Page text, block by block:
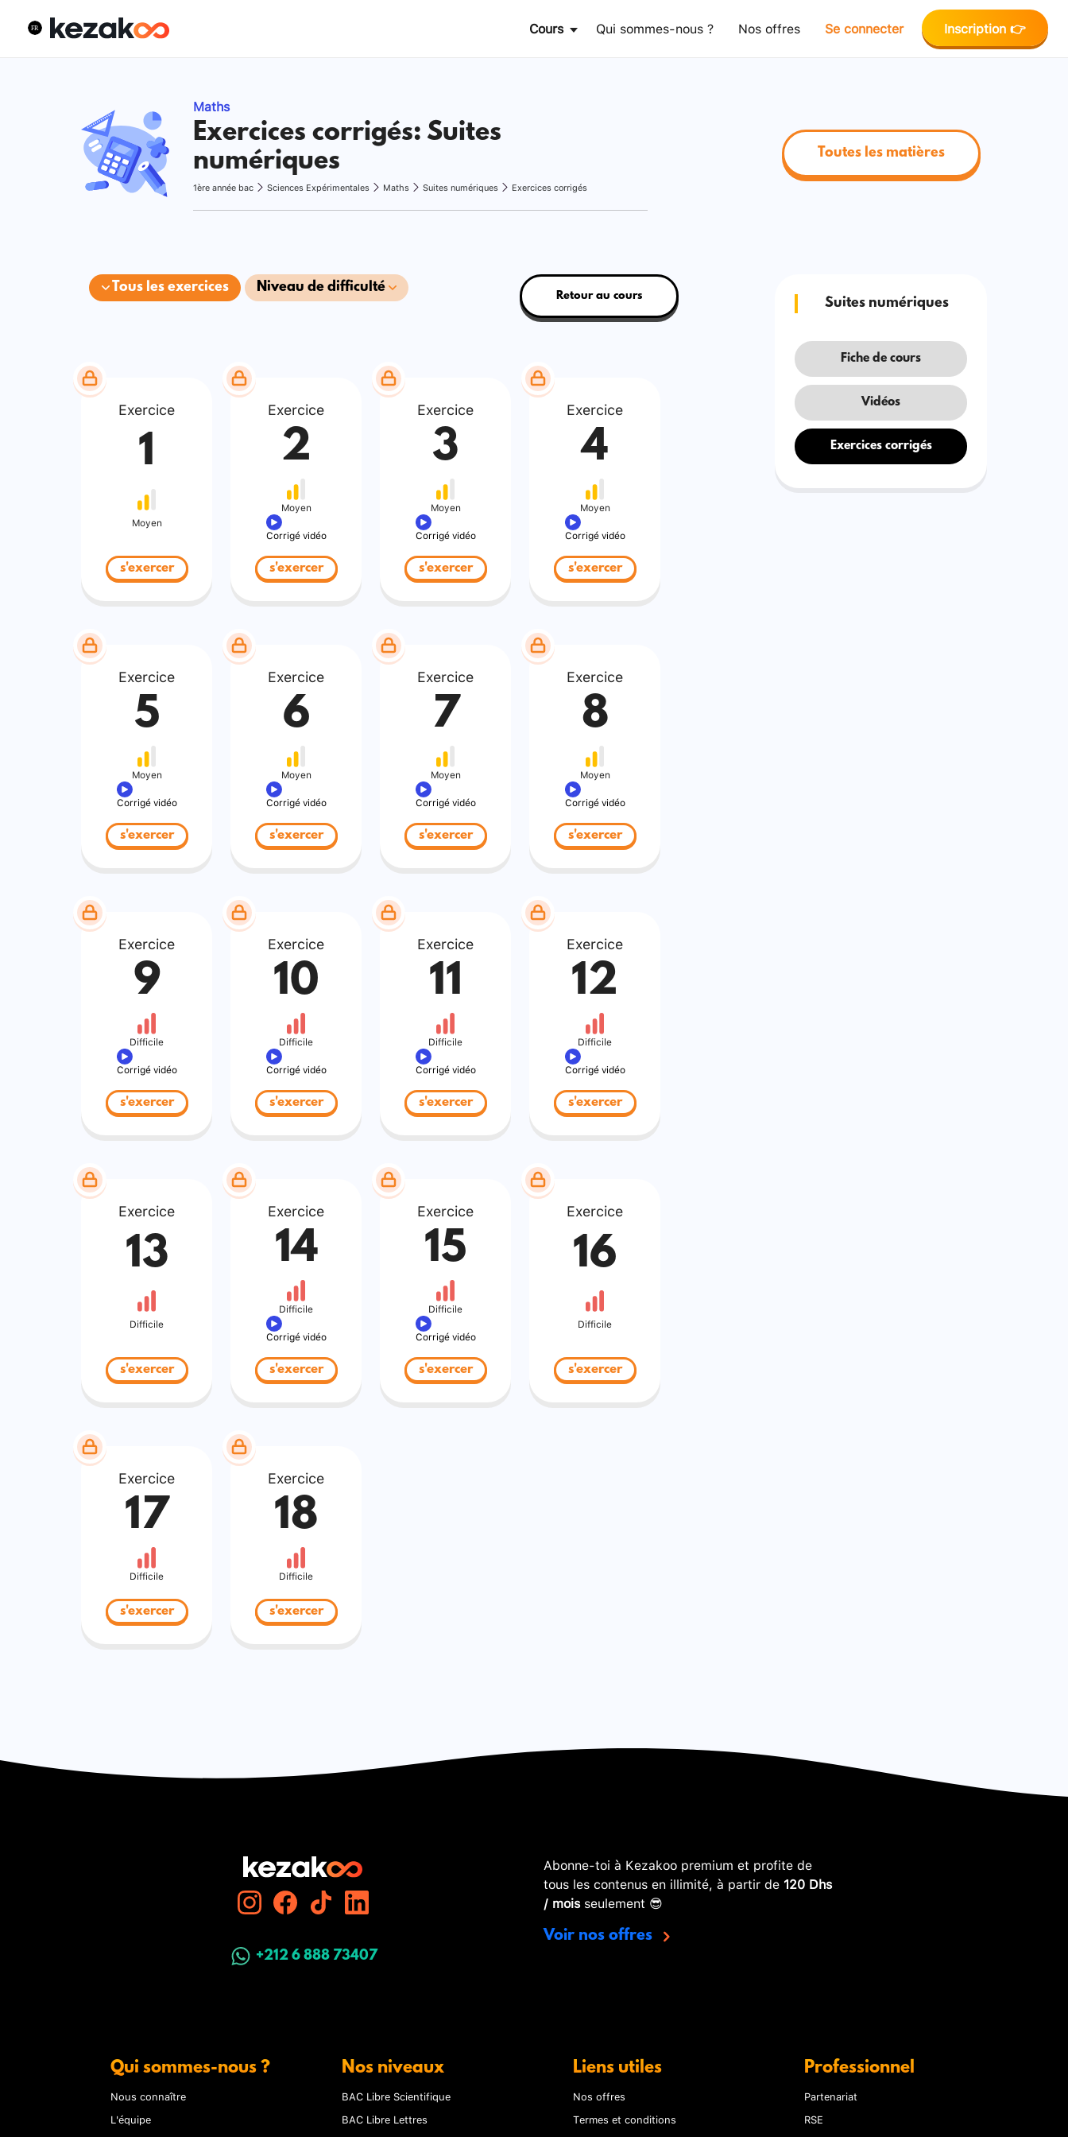
Cours Qui sommes-nous ? Nos offres Se connecter Inscription 👉
Maths
Exercices corrigés: Suites
numériques
1ère année bac Sciences Expérimentales Maths Suites numériques Exercices corrigés
Toutes les matières
Tous les exercices Niveau de difficulté
Retour au cours
Exercice
1
Moyen
s'exercer
Exercice
2
Moyen
Corrigé vidéo
s'exercer
Exercice
3
Moyen
Corrigé vidéo
s'exercer
Exercice
4
Moyen
Corrigé vidéo
s'exercer
Exercice
5
Moyen
Corrigé vidéo
s'exercer
Exercice
6
Moyen
Corrigé vidéo
s'exercer
Exercice
7
Moyen
Corrigé vidéo
s'exercer
Exercice
8
Moyen
Corrigé vidéo
s'exercer
Exercice
9
Difficile
Corrigé vidéo
s'exercer
Exercice
10
Difficile
Corrigé vidéo
s'exercer
Exercice
11
Difficile
Corrigé vidéo
s'exercer
Exercice
12
Difficile
Corrigé vidéo
s'exercer
Exercice
13
Difficile
s'exercer
Exercice
14
Difficile
Corrigé vidéo
s'exercer
Exercice
15
Difficile
Corrigé vidéo
s'exercer
Exercice
16
Difficile
s'exercer
Exercice
17
Difficile
s'exercer
Exercice
18
Difficile
s'exercer
Suites numériques
Fiche de cours
Vidéos
Exercices corrigés
+212 6 888 73407
Abonne-toi à Kezakoo premium et profite de
tous les contenus en illimité, à partir de 120 Dhs
/ moisseulement 😎
Voir nos offres
Qui sommes-nous ?
Nous connaître
L'équipe
Nos niveaux
BAC Libre Scientifique
BAC Libre Lettres
Liens utiles
Nos offres
Termes et conditions
Professionnel
Partenariat
RSE